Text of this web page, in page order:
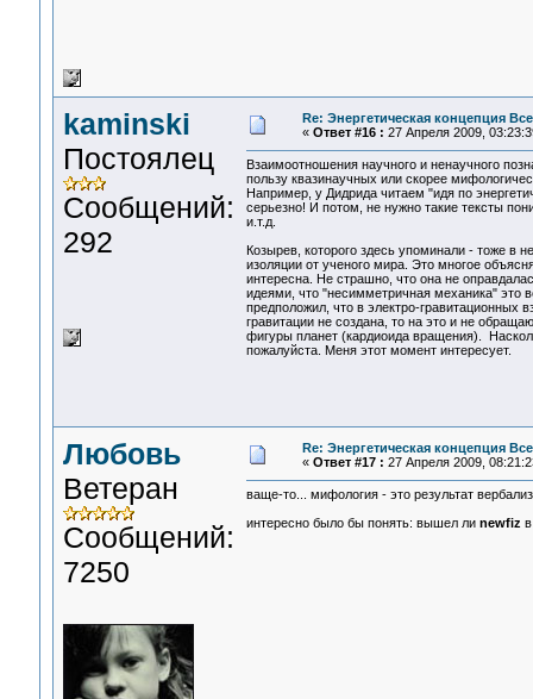
kaminski
Постоялец
Сообщений:
292
Re: Энергетическая концепция
« Ответ #16 : 27 Апреля 2009,
Взаимоотношения научного и ненаучного
пользу квазинаучных или скорее
Например, у Дидрида читаем "идя по
серьезно! И потом, не нужно такие тексты
и.т.д.
Козырев, которого здесь упоминали - тоже в
изоляции от ученого мира. Это многое
интересна. Не страшно, что она не
идеями, что "несимметричная механика" это
предположил, что в электро-гравитационных
гравитации не создана, то на это и не
фигуры планет (кардиоида вращения).
пожалуйста. Меня этот момент интересует.
Любовь
Ветеран
Сообщений:
7250
Re: Энергетическая концепция
« Ответ #17 : 27 Апреля 2009,
ваще-то... мифология - это результат
интересно было бы понять: вышел ли newfiz